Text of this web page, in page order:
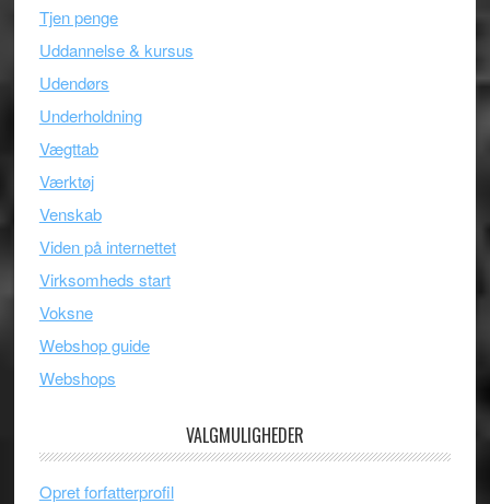
Tjen penge
Uddannelse & kursus
Udendørs
Underholdning
Vægttab
Værktøj
Venskab
Viden på internettet
Virksomheds start
Voksne
Webshop guide
Webshops
VALGMULIGHEDER
Opret forfatterprofil